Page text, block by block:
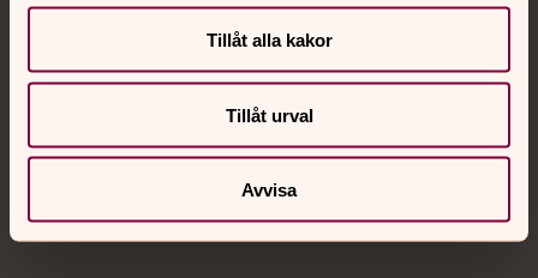
Tillåt alla kakor
Tillåt urval
Avvisa
Akut samtals- och krisstöd. Prata eller chatta anonymt
med en präst på kvällar och nätter.
Digitalt brev